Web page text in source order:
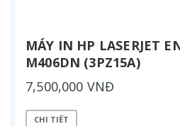
MÁY IN HP LASERJET
M406DN (3PZ15A)
7,500,000 VNĐ
CHI TIẾT